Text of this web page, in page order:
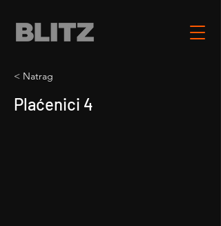
< Natrag
Plaćenici 4